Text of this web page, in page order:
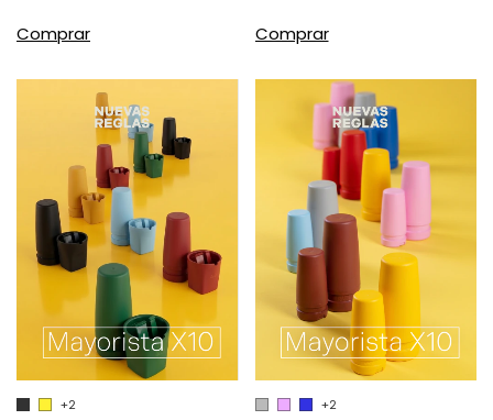
Comprar
Comprar
+2 +2